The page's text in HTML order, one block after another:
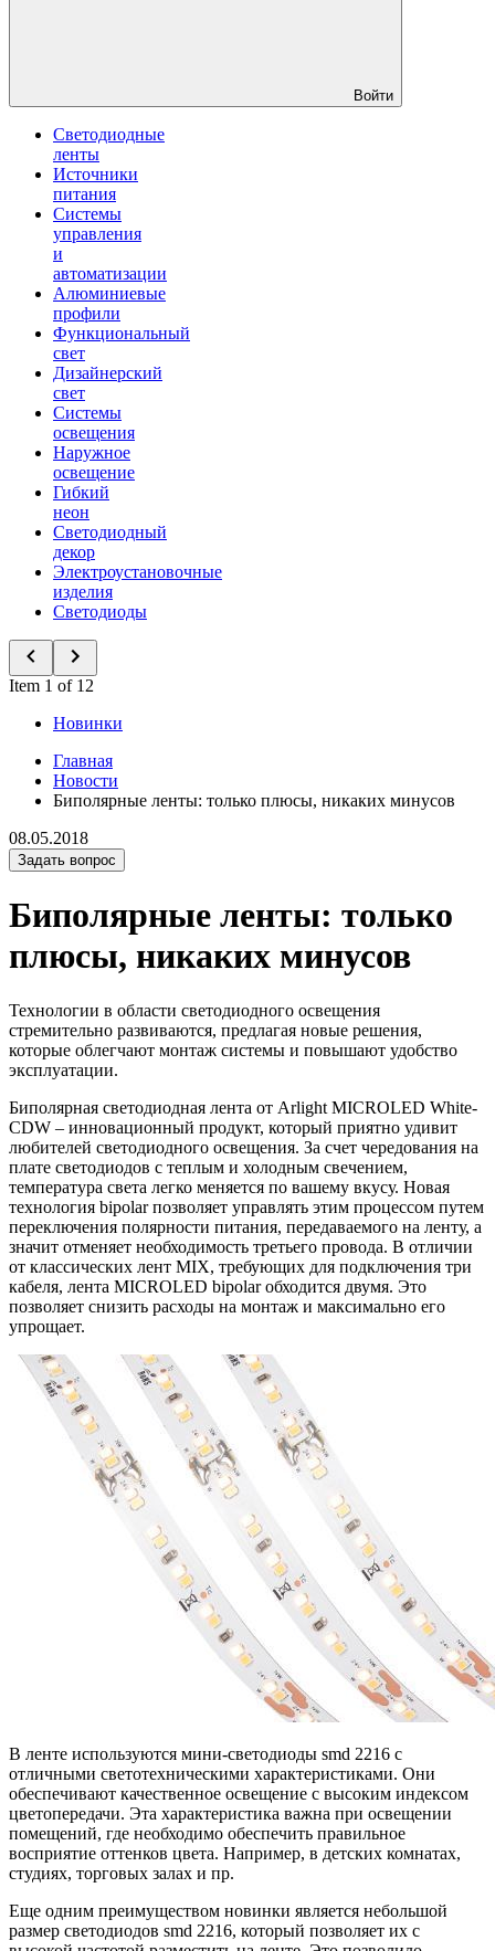
Войти
Светодиодные
ленты
Источники
питания
Системы
управления
и
автоматизации
Алюминиевые
профили
Функциональный
свет
Дизайнерский
свет
Системы
освещения
Наружное
освещение
Гибкий
неон
Светодиодный
декор
Электроустановочные
изделия
Светодиоды
Item 1 of 12
Новинки
Главная
Новости
Биполярные ленты: только плюсы, никаких минусов
08.05.2018
Задать вопрос
Биполярные ленты: только
плюсы, никаких минусов
Технологии в области светодиодного освещения
стремительно развиваются, предлагая новые решения,
которые облегчают монтаж системы и повышают удобство
эксплуатации.
Биполярная светодиодная лента от Arlight MICROLED White-
CDW – инновационный продукт, который приятно удивит
любителей светодиодного освещения. За счет чередования на
плате светодиодов с теплым и холодным свечением,
температура света легко меняется по вашему вкусу. Новая
технология bipolar позволяет управлять этим процессом путем
переключения полярности питания, передаваемого на ленту, а
значит отменяет необходимость третьего провода. В отличии
от классических лент MIX, требующих для подключения три
кабеля, лента MICROLED bipolar обходится двумя. Это
позволяет снизить расходы на монтаж и максимально его
упрощает.
В ленте используются мини-светодиоды smd 2216 с
отличными светотехническими характеристиками. Они
обеспечивают качественное освещение с высоким индексом
цветопередачи. Эта характеристика важна при освещении
помещений, где необходимо обеспечить правильное
восприятие оттенков цвета. Например, в детских комнатах,
студиях, торговых залах и пр.
Еще одним преимуществом новинки является небольшой
размер светодиодов smd 2216, который позволяет их с